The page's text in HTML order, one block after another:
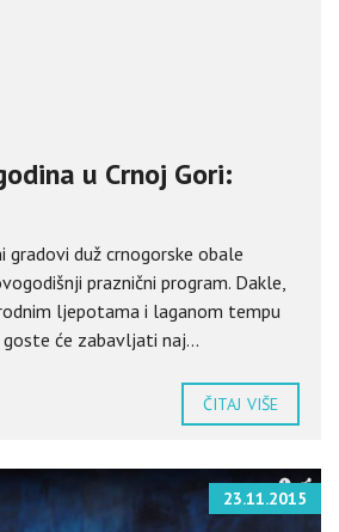
u Crnoj Gori:
gradovi duž crnogorske obale
praznični program. Dakle,
ljepotama i laganom tempu
će zabavljati naj...
ČITAJ VIŠE
23.11.2015